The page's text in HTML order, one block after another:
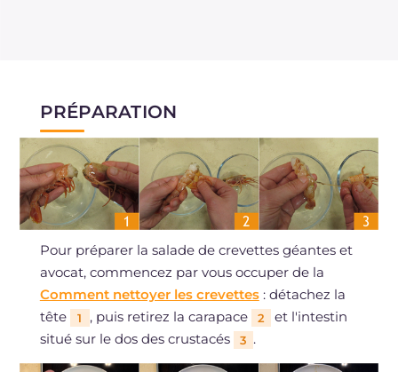
PRÉPARATION
Pour préparer la salade de crevettes géantes et
avocat, commencez par vous occuper de la
Comment nettoyer les crevettes: détachez la
tête
1 , puis retirez la carapace 2
et l'intestin
situé sur le dos des crustacés
3 .